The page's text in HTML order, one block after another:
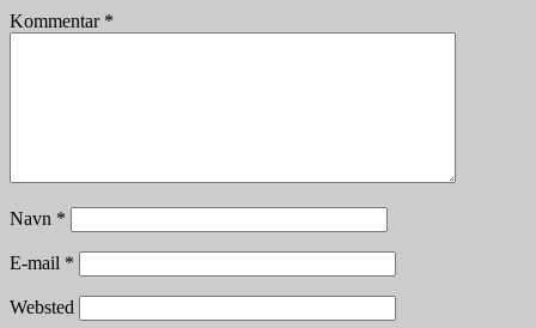
Kommentar *
Navn *
E-mail *
Websted